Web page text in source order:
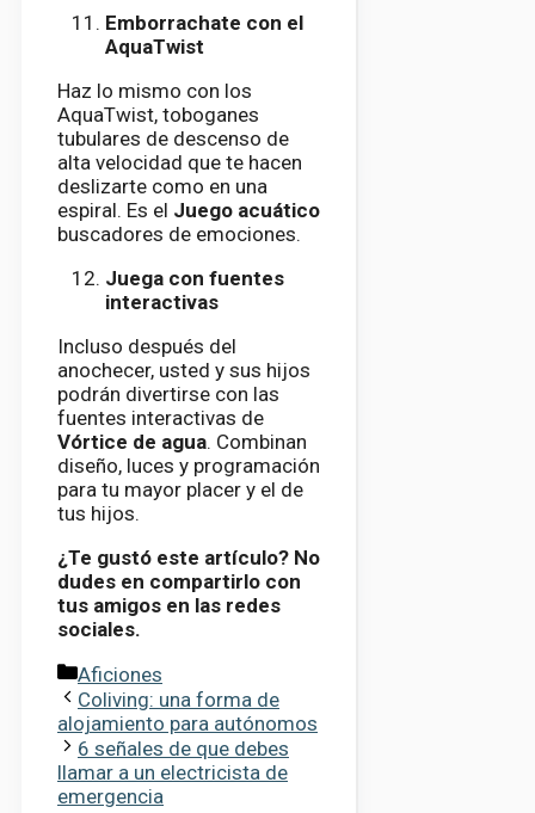
Emborrachate con el
AquaTwist
Haz lo mismo con los
AquaTwist, toboganes
tubulares de descenso de
alta velocidad que te hacen
deslizarte como en una
espiral. Es el Juego acuático
buscadores de emociones.
Juega con fuentes
interactivas
Incluso después del
anochecer, usted y sus hijos
podrán divertirse con las
fuentes interactivas de
Vórtice de agua. Combinan
diseño, luces y programación
para tu mayor placer y el de
tus hijos.
¿Te gustó este artículo? No
dudes en compartirlo con
tus amigos en las redes
sociales.
Categorías
Aficiones
Coliving: una forma de
alojamiento para autónomos
6 señales de que debes
llamar a un electricista de
emergencia